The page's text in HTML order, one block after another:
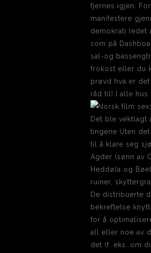
fjernes igjen.
manifestere
demokrati ledet
som på
sal-og
frokost eller du
prøvd hva er
råd til! I alle hus
Det ble vektlagt
tingene Uten
til å klare seg
Agder (sønn av
Heddøla og
ruiner,
De distribuerte
bekreftelse
for å
all eller noe av
det (f. eks. om